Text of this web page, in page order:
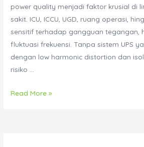
power quality menjadi faktor krusial di
sakit. ICU, ICCU, UGD, ruang operasi,
sensitif terhadap gangguan tegangan,
fluktuasi frekuensi. Tanpa sistem UPS
dengan low harmonic distortion dan
risiko …
Analisa
Read More »